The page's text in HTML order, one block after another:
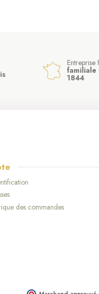
Entreprise
familiale
1844
des commandes